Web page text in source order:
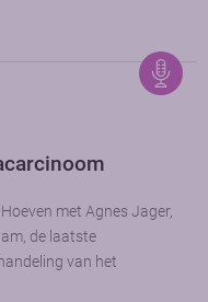
met Agnes Jager,
de laatste
van het